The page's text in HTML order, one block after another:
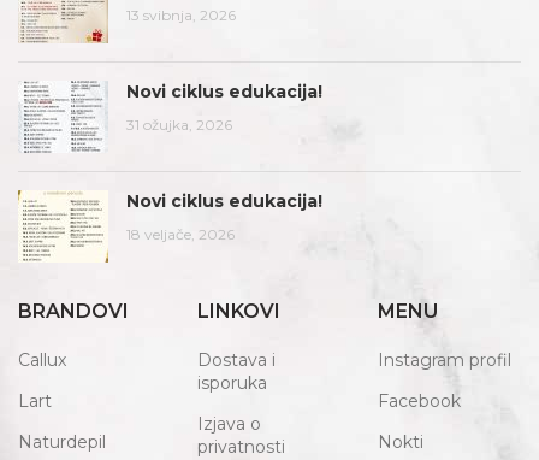
13 svibnja, 2026
Novi ciklus edukacija!
31 ožujka, 2026
Novi ciklus edukacija!
18 veljače, 2026
BRANDOVI
Callux
Lart
Naturdepil
LINKOVI
Dostava i
isporuka
Izjava o
privatnosti
MENU
Instagram profil
Facebook
Nokti